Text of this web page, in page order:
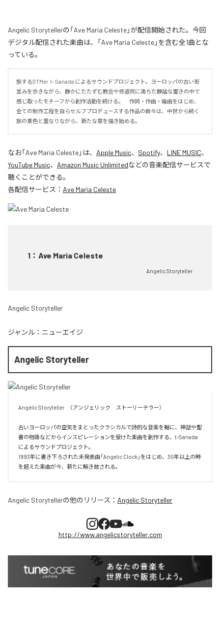
Angelic Storytellerの「Ave Maria Celeste」が配信開始された。今回
デジタル配信された楽曲は、「Ave Maria Celeste」を含む全1曲とな
っている。
旅するDTMer  t- Sanada によるサウンドプロジェクト。ヨーロッパの古い街
並みを歩きながら、静かにたたずむ教会や修道院に満ちた静謐な響きの中で
感じ取ったモチーフから創作活動を続ける。　作詞・作曲・編曲をはじめ、
全ての制作工程を自らセルフプロデュースする作品の数々は、中世から続く
旅の景色と重なりながら、新たな章を描き始める。
なお「Ave Maria Celeste」は、 Apple Music、 Spotify、 LINE MUSIC、
YouTube Music、 Amazon Music Unlimitedなどの音楽配信サービスで
聴くことができる。
各配信サービス： Ave Maria Celeste
1 ： Ave Maria Celeste
Angelic Storyteller
Angelic Storyteller
ジャンル： ニューエイジ
Angelic Storyteller
Angelic Storyteller　（アンジェリック　ストーリーテラー）
古いヨーロッパの空気をまとったクラシカルで詩的な音楽を軸に、神話や聖
書の物語などからインスピレーションを受けた楽曲を創作する、t-Sanada
によるサウンドプロジェクト。
1993年に書き下ろされた未発表曲「Angelic Clock」をはじめ、30年以上の時
を超えた楽曲が今、新たに解き放される。
Angelic Storytellerの他のリリース： Angelic Storyteller
http://www.angelicstoryteller.com